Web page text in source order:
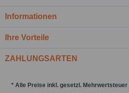
Informationen
Ihre Vorteile
ZAHLUNGSARTEN
* Alle Preise inkl. gesetzl. Mehrwertsteuer